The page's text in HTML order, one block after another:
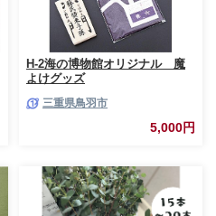
H-2海の博物館オリジナル 魔
よけグッズ
三重県鳥羽市
5,000円